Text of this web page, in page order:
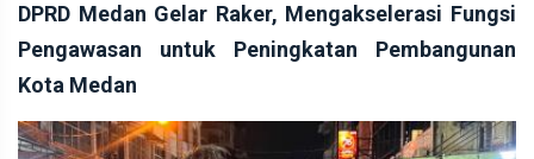
DPRD Medan Gelar Raker, Mengakselerasi Fungsi
Pengawasan untuk Peningkatan Pembangunan
Kota Medan